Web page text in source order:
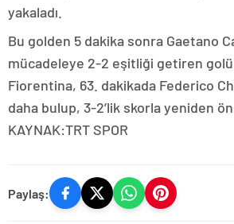
yakaladı.
Bu golden 5 dakika sonra Gaetano
mücadeleye 2-2 eşitliği getiren golü
Fiorentina, 63. dakikada Federico
daha bulup, 3-2’lik skorla yeniden
KAYNAK:TRT SPOR
Paylaş: